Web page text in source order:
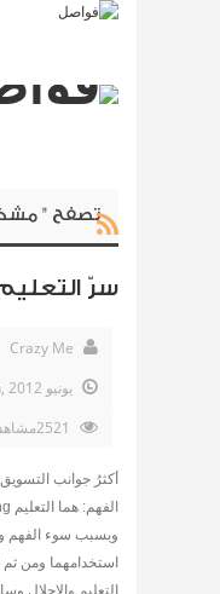
تصفح "
سرّ
Crazy Me
يونيو 9th, 2012
أكثرُ جوانب
وبسبب سوء الفهم
استخدامهما ومن
التعليم والإحلال